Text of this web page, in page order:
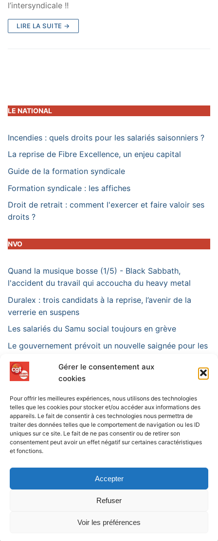
Gérer le consentement aux
cookies
Pour offrir les meilleures expériences, nous utilisons des technologies
telles que les cookies pour stocker et/ou accéder aux informations des
appareils. Le fait de consentir à ces technologies nous permettra de
traiter des données telles que le comportement de navigation ou les ID
uniques sur ce site. Le fait de ne pas consentir ou de retirer son
consentement peut avoir un effet négatif sur certaines caractéristiques
et fonctions.
Accepter
Refuser
Voir les préférences
l’intersyndicale !!
LIRE LA SUITE →
LE NATIONAL
Incendies : quels droits pour les salariés saisonniers ?
La reprise de Fibre Excellence, un enjeu capital
Guide de la formation syndicale
Formation syndicale : les affiches
Droit de retrait : comment l'exercer et faire valoir ses
droits ?
NVO
Quand la musique bosse (1/5) - Black Sabbath,
l'accident du travail qui accoucha du heavy metal
Duralex : trois candidats à la reprise, l’avenir de la
verrerie en suspens
Les salariés du Samu social toujours en grève
Le gouvernement prévoit un nouvelle saignée pour les
« C’est un choix délibéré de La Poste » : en Gironde,
Copyright © 2026 CGT | GROUPE CASINO – 12 rue de la
Intranet/Extranet/Admin